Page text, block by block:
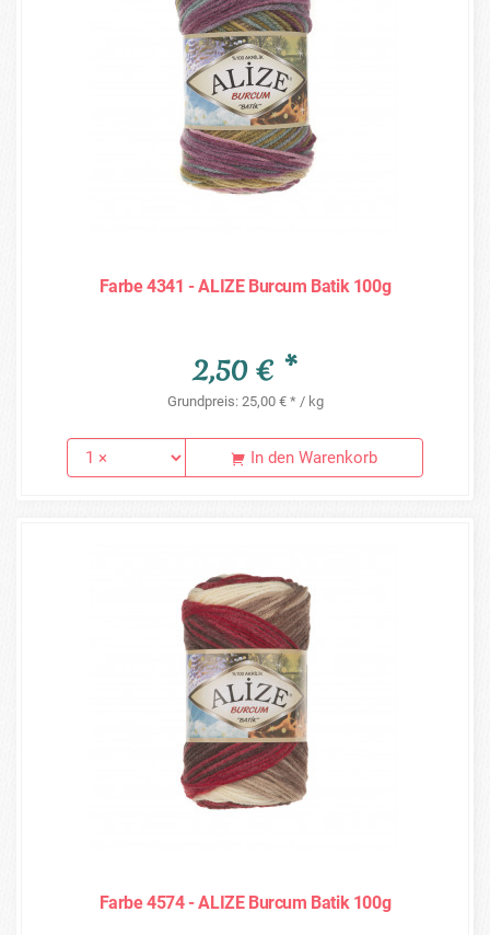
Farbe 4341 - ALIZE Burcum Batik 100g
2,50 € *
Grundpreis: 25,00 € * / kg
In den Warenkorb
Farbe 4574 - ALIZE Burcum Batik 100g